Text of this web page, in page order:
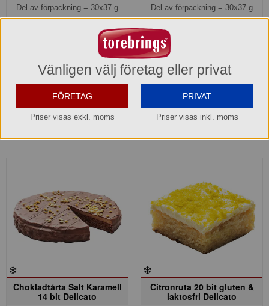
Del av förpackning = 30x37 g
3*30x37 g
Jmf.pris: 199,19kr/kg
(7,37 kr/bit)
Lager: 1 del av förp.
Köp »
Del av förpackning = 30x37 g
Hel förpackning =
Jmf.pris: 212,25kr/kg
(7,85 kr/bit)
Lager: 3 del av förp.
Köp »
Chokladtårta Salt Karamell
14 bit Delicato
Citronruta 20 bit gluten &
laktosfri Delicato
Vänligen välj företag eller privat
FÖRETAG
Priser visas exkl. moms
PRIVAT
Priser visas inkl. moms